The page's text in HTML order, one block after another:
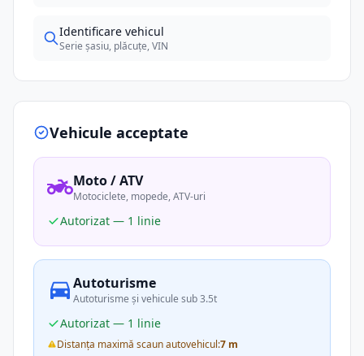
Identificare vehicul
Serie șasiu, plăcuțe, VIN
Vehicule acceptate
Moto / ATV
Motociclete, mopede, ATV-uri
Autorizat — 1 linie
Autoturisme
Autoturisme și vehicule sub 3.5t
Autorizat — 1 linie
Distanța maximă scaun autovehicul:7 m